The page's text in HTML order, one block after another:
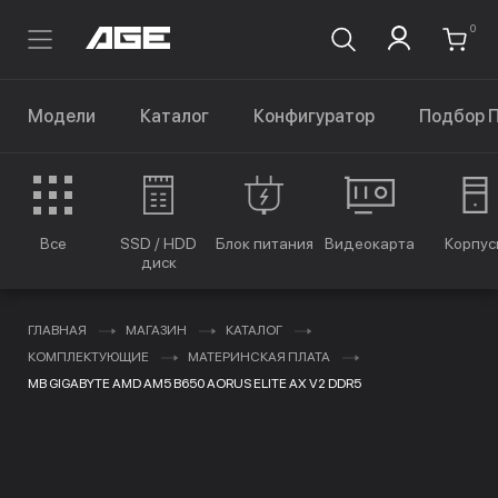
0
Модели Каталог Конфигуратор Подбор
Все
SSD / HDD
диск
Блок питания Видеокарта
ГЛАВНАЯ МАГАЗИН
КАТАЛОГ
КОМПЛЕКТУЮЩИЕ
МАТЕРИНСКАЯ ПЛАТА
MB GIGABYTE AMD AM5 B650 AORUS ELITE AX V2 DDR5